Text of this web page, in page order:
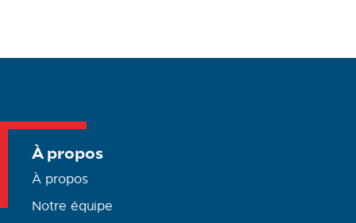
À propos
À propos
Notre équipe